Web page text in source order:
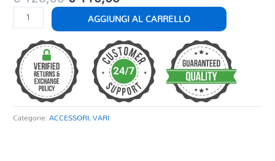
prezzo
originale
era:
€ 120,00.
prezzo
attuale
è:
€ 110,00.
REEDGEEK
TOP
quantità
AGGIUNGI AL CARRELLO
Categorie:ACCESSORI,VARI